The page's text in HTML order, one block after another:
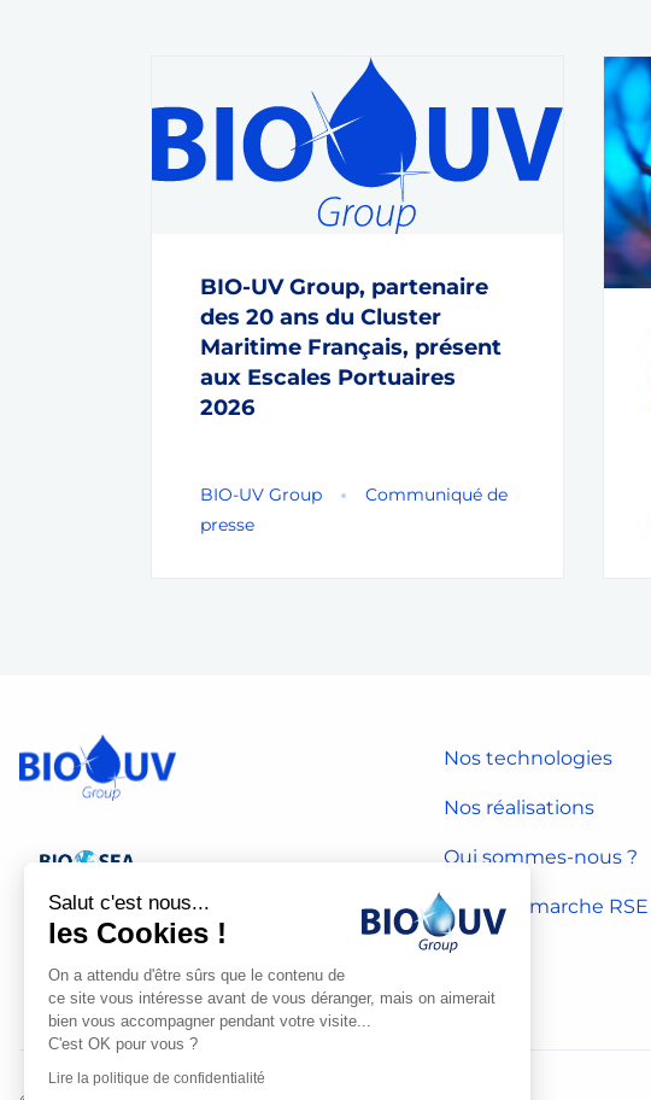
BIO-UV Group, partenaire
des 20 ans du Cluster
Maritime Français, présent
aux Escales Portuaires
2026
BIO-UV Group
Communiqué de
presse
Nos technologies
Nos réalisations
Qui sommes-nous ?
Notre démarche RSE
Salut c'est nous...
les Cookies !
On a attendu d'être sûrs que le contenu de
ce site vous intéresse avant de vous déranger, mais on aimerait
bien vous accompagner pendant votre visite...
C'est OK pour vous ?
Lire la politique de confidentialité